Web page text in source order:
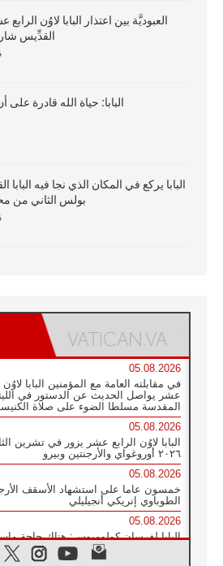
العبوديَّة بين اعتذار البابا لاوُن
القدِّيس
البابا: حياة الله قادرة على
البابا يركع في المكان الذي نجا فيه البابا
بولس الثاني من
05.08.2026
في مقابلته العامة مع المؤمنين البابا لاوُن
عشر يواصل الحديث عن الدستور في
المقدسة مسلطا الضوء على صلاة
05.08.2026
البابا لاوُن الرابع عشر يزور في تشرين
٢٠٢٦ أوروغواي والأرجنتين وبيرو
05.08.2026
خمسون عاما على استشهاد الأسقف
الطوباوي إنريكي أنجيليلي
05.08.2026
البابا لفرسان كولومبوس: هناك حاجة
أنبياء تناغم يسعون إلى بناء الجسور